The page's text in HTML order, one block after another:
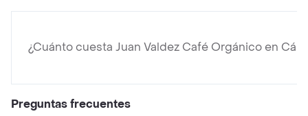
¿Cuánto cuesta Juan Valdez Café Orgánico en
Preguntas frecuentes